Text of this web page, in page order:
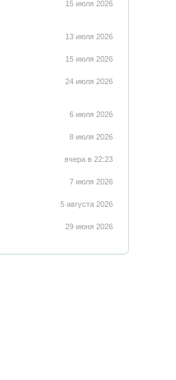
15 июля 2026
13 июля 2026
15 июля 2026
24 июля 2026
6 июля 2026
8 июля 2026
вчера в 22:23
7 июля 2026
5 августа 2026
29 июня 2026